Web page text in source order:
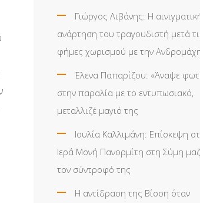
Γιώργος Λιβάνης: Η
ανάρτηση του τραγουδιστή μετά
φήμες χωρισμού με την
Έλενα Παπαρίζου: «Άναψε
στην παραλία με το εντυπωσιακό,
μεταλλιζέ μαγιό της
Ιουλία Καλλιμάνη: Επίσκεψη
Ιερά Μονή Πανορμίτη στη Σύμη
τον σύντροφό της
Η αντίδραση της Βίσση όταν